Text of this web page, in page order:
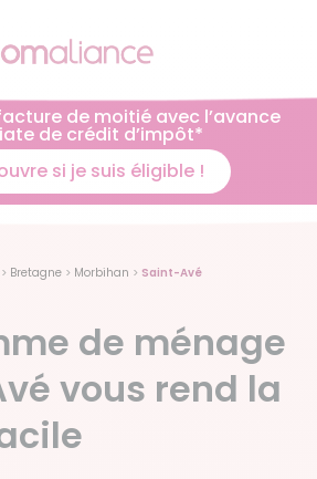
de moitié avec l’avance
de crédit d’impôt*
si je suis éligible !
> Bretagne > Morbihan > Saint-Avé
de ménage
vous rend la